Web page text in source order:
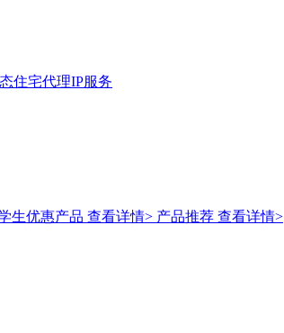
住宅代理IP服务
生优惠产品 查看详情> 产品推荐 查看详情>